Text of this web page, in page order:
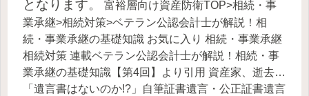
となります。
富裕層向け資産防衛TOP>相続・事
業承継>相続対策>ベテラン公認会計士が解説！相
続・事業承継の基礎知識 お気に入り 相続・事業承継
相続対策 連載ベテラン公認会計士が解説！相続・事
業承継の基礎知識【第4回】より引用 資産家、逝去…
「遺言書はないのか!?」自筆証書遺言・公正証書遺言